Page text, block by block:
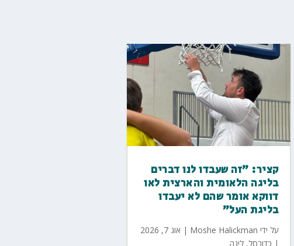
קציר: "זה שעבדו לנו דברים
בליגה הלאומית והארצית לאו
דווקא אומר שהם לא יעבדו
בליגת העל"
על ידי Moshe Halickman
| אוג 7, 2026
| כדורסל,ליגה